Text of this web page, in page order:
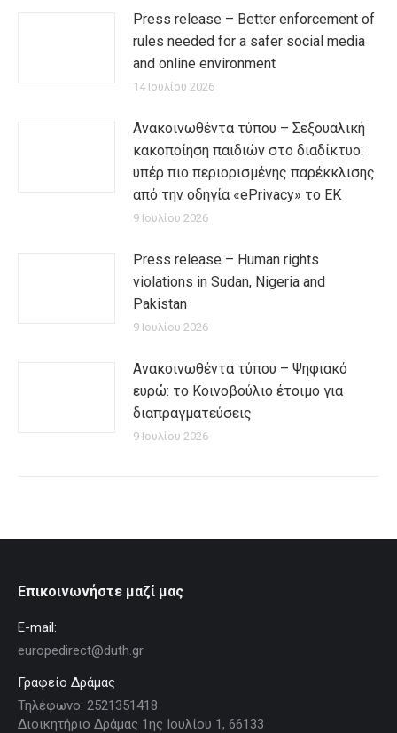
Press release – Better enforcement of
rules needed for a safer social media
and online environment
14 Ιουλίου 2026
Ανακοινωθέντα τύπου – Σεξουαλική
κακοποίηση παιδιών στο διαδίκτυο:
υπέρ πιο περιορισμένης παρέκκλισης
από την οδηγία «ePrivacy» το ΕΚ
9 Ιουλίου 2026
Press release – Human rights
violations in Sudan, Nigeria and
Pakistan
9 Ιουλίου 2026
Ανακοινωθέντα τύπου – Ψηφιακό
ευρώ: το Κοινοβούλιο έτοιμο για
διαπραγματεύσεις
9 Ιουλίου 2026
Επικοινωνήστε μαζί μας
E-mail:
europedirect@duth.gr
Γραφείο Δράμας
Τηλέφωνο: 2521351418
Διοικητήριο Δράμας 1ης Ιουλίου 1, 66133